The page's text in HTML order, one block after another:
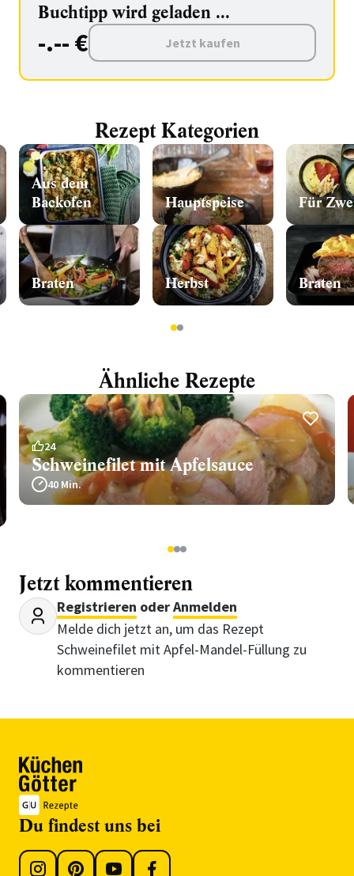
Buchtipp wird geladen ...
-.-- € Jetzt kaufen
Rezept Kategorien
Aus dem
Backofen
Braten
Hauptspeise
Herbst
Für
Braten
12
Ähnliche Rezepte
24
Schweinefilet mit Apfelsauce
40 Min.
123
Jetzt kommentieren
Registrieren oderAnmelden
Melde dich jetzt an, um das Rezept
Schweinefilet mit Apfel-Mandel-Füllung zu
kommentieren
Du findest uns bei